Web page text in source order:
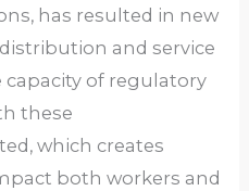
has resulted in new
and service
capacity of regulatory
these
which creates
both workers and